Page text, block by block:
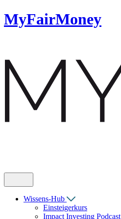
MyFairMoney
Wissens-Hub
Einsteigerkurs
Impact Investing Podcast